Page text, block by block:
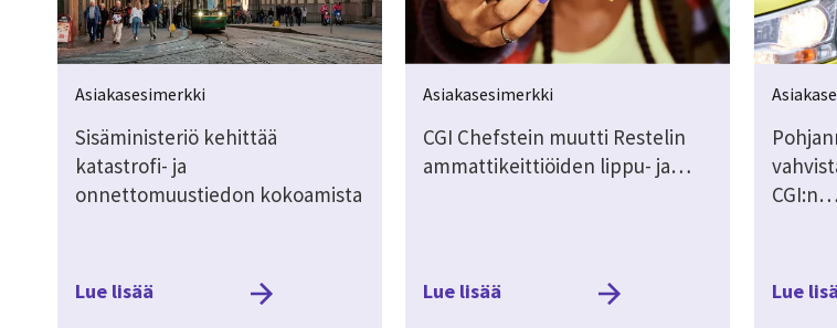
Asiakasesimerkki
Sisäministeriö kehittää
katastrofi- ja
onnettomuustiedon kokoamista
Lue lisää
Asiakasesimerkki
CGI Chefstein muutti Restelin
ammattikeittiöiden lippu- ja…
Lue lisää
CGI:n…
Lue